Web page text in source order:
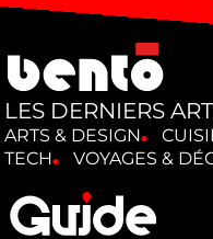
LES DERNIERS
ARTS & DESIGN
TECH
VOYAGES &